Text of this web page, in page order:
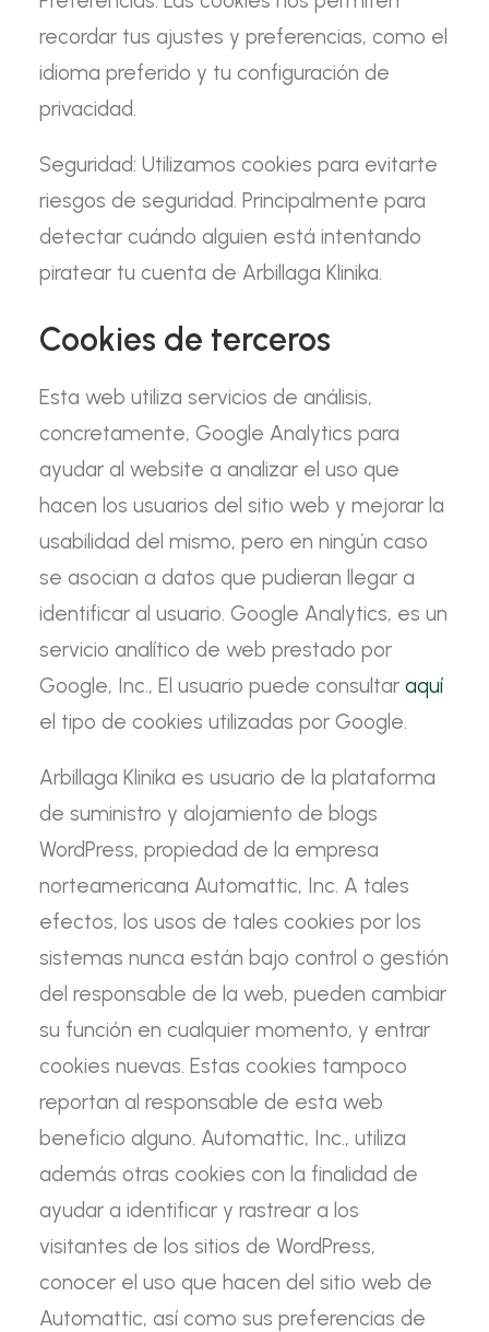
recordar tus ajustes y preferencias, como el
idioma preferido y tu configuración de
privacidad.
Seguridad: Utilizamos cookies para evitarte
riesgos de seguridad. Principalmente para
detectar cuándo alguien está intentando
piratear tu cuenta de Arbillaga Klinika.
Cookies de terceros
Esta web utiliza servicios de análisis,
concretamente, Google Analytics para
ayudar al website a analizar el uso que
hacen los usuarios del sitio web y mejorar la
usabilidad del mismo, pero en ningún caso
se asocian a datos que pudieran llegar a
identificar al usuario. Google Analytics, es un
servicio analítico de web prestado por
Google, Inc., El usuario puede consultar aquí
el tipo de cookies utilizadas por Google.
Arbillaga Klinika es usuario de la plataforma
de suministro y alojamiento de blogs
WordPress, propiedad de la empresa
norteamericana Automattic, Inc. A tales
efectos, los usos de tales cookies por los
sistemas nunca están bajo control o gestión
del responsable de la web, pueden cambiar
su función en cualquier momento, y entrar
cookies nuevas. Estas cookies tampoco
reportan al responsable de esta web
beneficio alguno. Automattic, Inc., utiliza
además otras cookies con la finalidad de
ayudar a identificar y rastrear a los
visitantes de los sitios de WordPress,
conocer el uso que hacen del sitio web de
Automattic, así como sus preferencias de